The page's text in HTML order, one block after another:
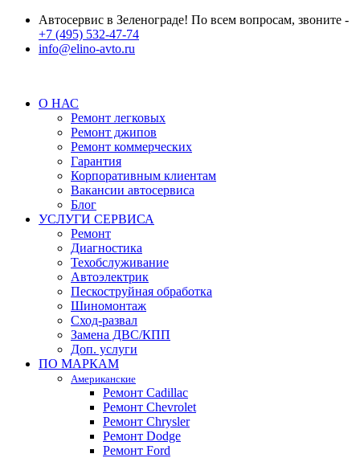
Автосервис в Зеленограде! По всем вопросам, звоните -
+7 (495) 532-47-74
info@elino-avto.ru
О НАС
Ремонт легковых
Ремонт джипов
Ремонт коммерческих
Гарантия
Корпоративным клиентам
Вакансии автосервиса
Блог
УСЛУГИ СЕРВИСА
Ремонт
Диагностика
Техобслуживание
Автоэлектрик
Пескоструйная обработка
Шиномонтаж
Сход-развал
Замена ДВС/КПП
Доп. услуги
ПО МАРКАМ
Американские
Ремонт Cadillac
Ремонт Chevrolet
Ремонт Chrysler
Ремонт Dodge
Ремонт Ford